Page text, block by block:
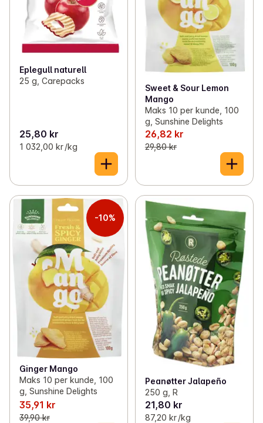
Eplegull naturell
25 g, Carepacks
25,80 kr
1 032,00 kr /kg
Sweet & Sour Lemon
Mango
Maks 10 per kunde, 100
g, Sunshine Delights
26,82 kr
29,80 kr
-10%
Ginger Mango
Maks 10 per kunde, 100
g, Sunshine Delights
35,91 kr
39,90 kr
Peanøtter Jalapeño
250 g, R
21,80 kr
87,20 kr /kg